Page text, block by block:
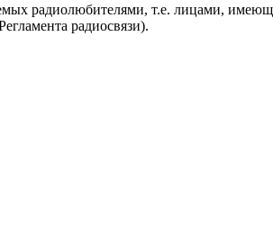
радиолюбителями, т.е. лицами,
радиосвязи).